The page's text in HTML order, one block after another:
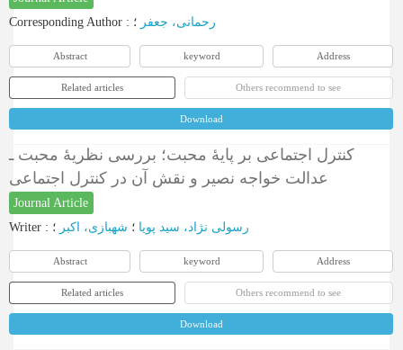
Corresponding Author : رحمانی، جعفر ؛
Abstract keyword Address
Related articles Others recommend to see
Download
کنترل اجتماعی بر پایۀ محبت؛ بررسی نظریۀ محبت ـ
عدالت خواجه نصیر و نقش آن در کنترل اجتماعی
Journal Article
Writer : رسولی نژاد، سید پویا ؛ شهبازی، اکبر ؛
Abstract keyword Address
Related articles Others recommend to see
Download